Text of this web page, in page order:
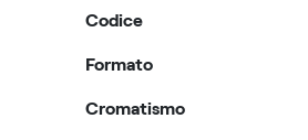
Codice
Formato
Cromatismo